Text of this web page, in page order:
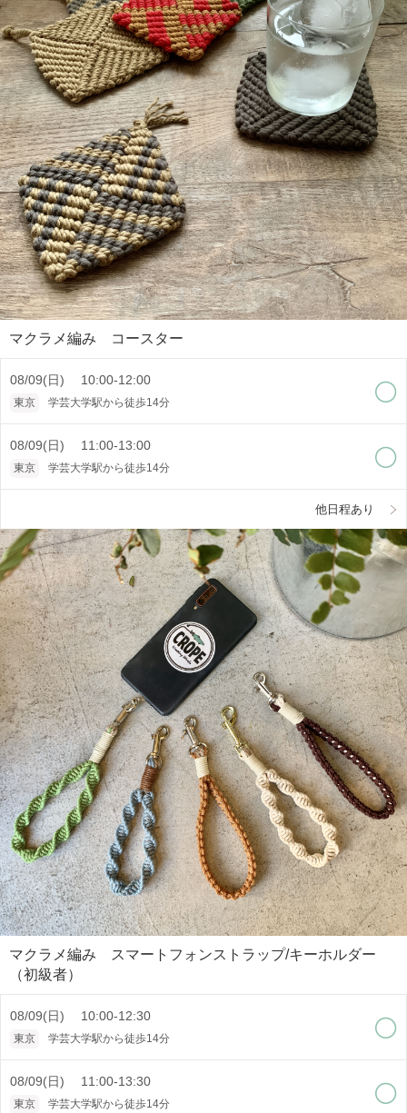
マクラメ編み コースター
08/09(日) 10:00-12:00
東京 学芸大学駅から徒歩14分
08/09(日) 11:00-13:00
東京 学芸大学駅から徒歩14分
他日程あり
マクラメ編み スマートフォンストラップ/キーホルダー
（初級者）
08/09(日) 10:00-12:30
東京 学芸大学駅から徒歩14分
08/09(日) 11:00-13:30
東京 学芸大学駅から徒歩14分